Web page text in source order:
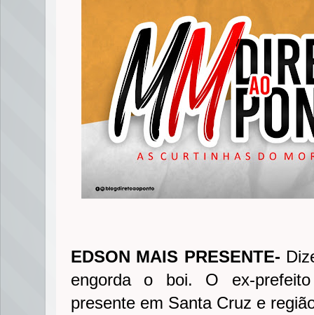
EDSON MAIS PRESENTE-
engorda o boi. O ex-
presente em Santa Cruz e